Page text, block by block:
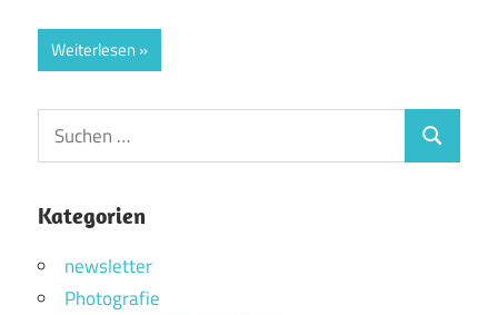
Weiterlesen
Suchen
nach:
Suchen
Kategorien
newsletter
Photografie